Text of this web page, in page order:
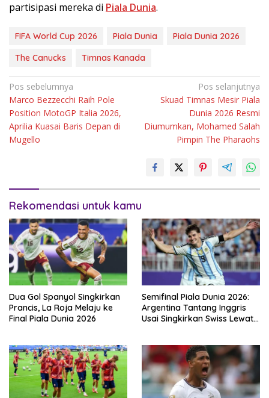
partisipasi mereka di Piala Dunia.
FIFA World Cup 2026 Piala Dunia
Piala Dunia 2026
The Canucks
Timnas Kanada
Navigasi
pos
Pos sebelumnya
Marco Bezzecchi Raih Pole
Position MotoGP Italia 2026,
Aprilia Kuasai Baris Depan di
Mugello
Pos selanjutnya
Skuad Timnas Mesir Piala
Dunia 2026 Resmi
Diumumkan, Mohamed Salah
Pimpin The Pharaohs
Rekomendasi untuk kamu
Dua Gol Spanyol Singkirkan
Prancis, La Roja Melaju ke
Final Piala Dunia 2026
Semifinal Piala Dunia 2026:
Argentina Tantang Inggris
Usai Singkirkan Swiss Lewat